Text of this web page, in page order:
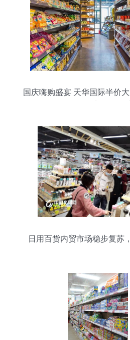
国庆嗨购盛宴 天华国际半价
日用百货内贸市场稳步复苏